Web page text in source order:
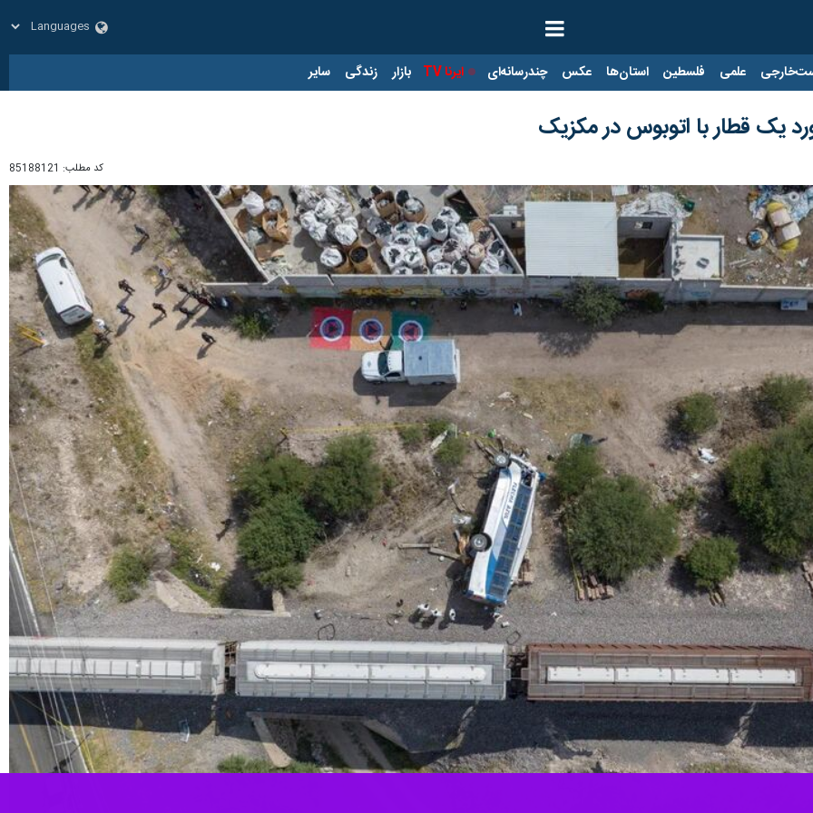
علمی فلسطین استان‌ها عکس چندرسانه‌ای ایرنا TV بازار زندگی سایر
کد مطلب: 85188121